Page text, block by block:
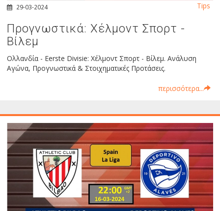
29-03-2024
Προγνωστικά: Χέλμοντ Σπορτ -
Βίλεμ
Ολλανδία - Eerste Divisie: Χέλμοντ Σπορτ - Βίλεμ. Ανάλυση
Αγώνα, Προγνωστικά & Στοιχηματικές Προτάσεις.
περισσότερα...
Tips